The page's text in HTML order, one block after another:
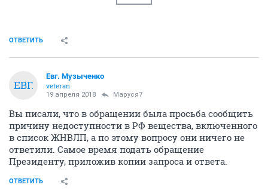
ОТВЕТИТЬ
ЕВГ.
Евг. Музыченко
veteran
19 апреля 2018 Маруся7
Вы писали, что в обращении была просьба сообщить
причину недоступности в РФ вещества, включенного
в список ЖНВЛП, а по этому вопросу они ничего не
ответили. Самое время подать обращение
Президенту, приложив копии запроса и ответа.
ОТВЕТИТЬ